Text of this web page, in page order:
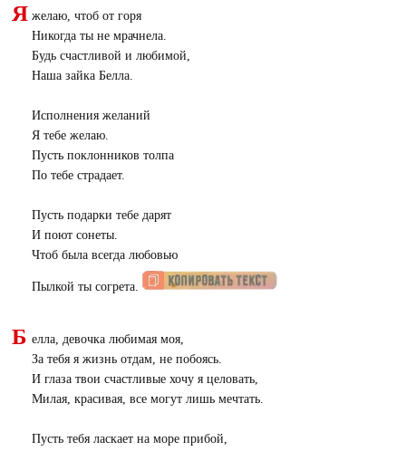
Я желаю, чтоб от горя
Никогда ты не мрачнела.
Будь счастливой и любимой,
Наша зайка Белла.
Исполнения желаний
Я тебе желаю.
Пусть поклонников толпа
По тебе страдает.
Пусть подарки тебе дарят
И поют сонеты.
Чтоб была всегда любовью
Пылкой ты согрета.
Б елла, девочка любимая моя,
За тебя я жизнь отдам, не побоясь.
И глаза твои счастливые хочу я целовать,
Милая, красивая, все могут лишь мечтать.
Пусть тебя ласкает на море прибой,